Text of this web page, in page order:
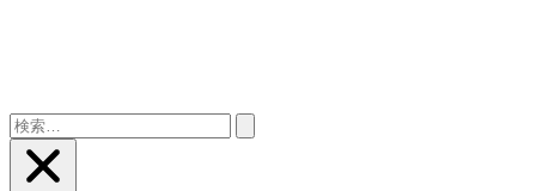
検
索: